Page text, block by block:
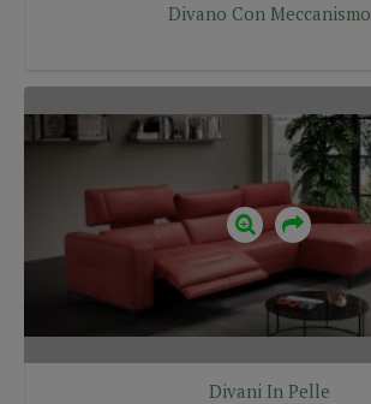
Divano Con Meccanismo
Divani In Pelle